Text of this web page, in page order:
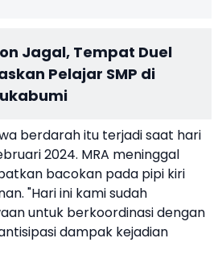
Jagal, Tempat Duel
Pelajar SMP di
berdarah itu terjadi saat hari
2024. MRA meninggal
bacokan pada pipi kiri
"Hari ini kami sudah
untuk berkoordinasi dengan
dampak kejadian